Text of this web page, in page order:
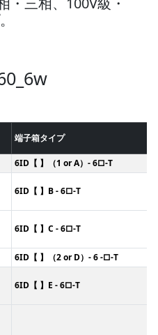
端子箱タイプ
6ID【 】（1 or A）- 6□-T
6ID【 】B - 6□-T
6ID【 】C - 6□-T
6ID【 】（2 or D）- 6 -□-T
6ID【 】E - 6□-T